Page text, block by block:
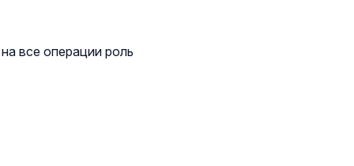
все операции роль